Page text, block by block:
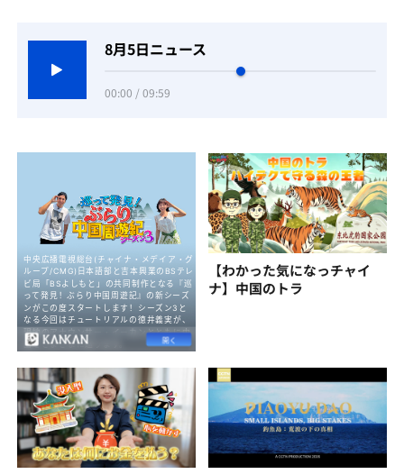
8月5日ニュース
00:00 / 09:59
【わかった気になっチャイ
ナ】中国のトラ